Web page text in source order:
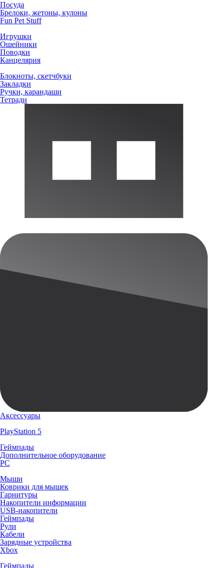
Посуда
Брелоки, жетоны, кулоны
Fun Pet Stuff
Игрушки
Ошейники
Поводки
Канцелярия
Блокноты, скетчбуки
Закладки
Ручки, карандаши
Тетради
Аксессуары
PlayStation 5
Геймпады
Дополнительное оборудование
PC
Мыши
Коврики для мышек
Гарнитуры
Накопители информации
USB-накопители
Геймпады
Рули
Кабели
Зарядные устройства
Xbox
Геймпады